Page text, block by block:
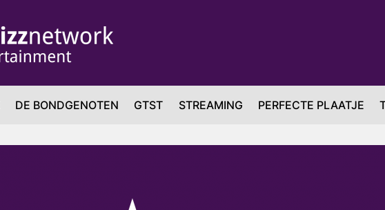
DE BONDGENOTEN GTST STREAMING PERFECTE PLAATJE